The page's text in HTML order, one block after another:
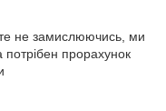
не замислюючись, ми
прорахунок